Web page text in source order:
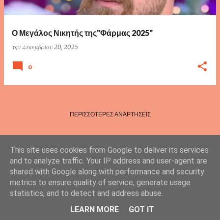
ή
Ο Μεγάλος Νικητής της"Φάρμας 2025"
την Δεκεμβρίου 20, 2025
0
ΠΕΡΙΣΣΌΤΕΡΕΣ ΑΝΑΡΤΉΣΕΙΣ
Από το Blogger
This site uses cookies from Google to deliver its services
and to analyze traffic. Your IP address and user-agent are
shared with Google along with performance and security
metrics to ensure quality of service, generate usage
statistics, and to detect and address abuse.
LEARN MORE
GOT IT